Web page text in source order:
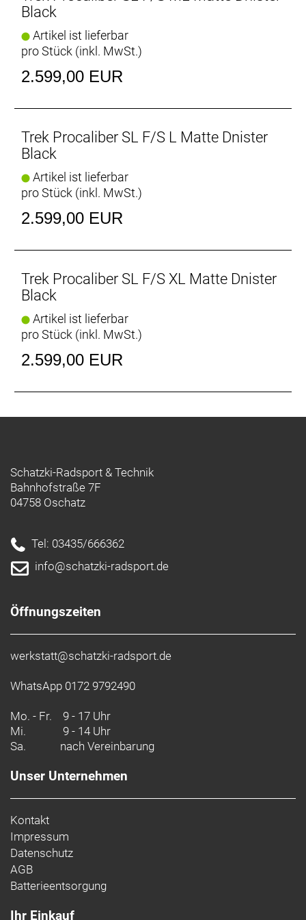
- Boost148-Einbaubreite für 29"-Laufräder bei
Größe S kommen mit einer 142 x 12 mm-
Hinterradachse und rollen auf 27-Zoll-Laufrädern
OCLV Mountain Carbon
und besonders strenger Teststandards ist das von
Trek speziell für Mountainbikes entwickelte Carbon
IsoSpeed-Komfort
IsoSpeed reduziert die Kraftspitzen von Stößen und
Vibrationen, sodass du effizienter und länger
Black
Artikel ist lieferbar
pro Stück (inkl. MwSt.)
2.599,00 EUR
Trek Procaliber SL F/S L Matte Dnister
Black
Artikel ist lieferbar
pro Stück (inkl. MwSt.)
2.599,00 EUR
Trek Procaliber SL F/S XL Matte Dnister
Black
Artikel ist lieferbar
pro Stück (inkl. MwSt.)
2.599,00 EUR
Schatzki-Radsport & Technik
Bahnhofstraße 7F
04758 Oschatz
Tel: 03435/666362
info@schatzki-radsport.de
Öffnungszeiten
werkstatt@schatzki-radsport.de
WhatsApp 0172 9792490
Mo. - Fr. 9 - 17 Uhr
Mi.
9 - 14 Uhr
Sa.
nach Vereinbarung
Unser Unternehmen
Kontakt
Impressum
Datenschutz
AGB
Batterieentsorgung
Ihr Einkauf